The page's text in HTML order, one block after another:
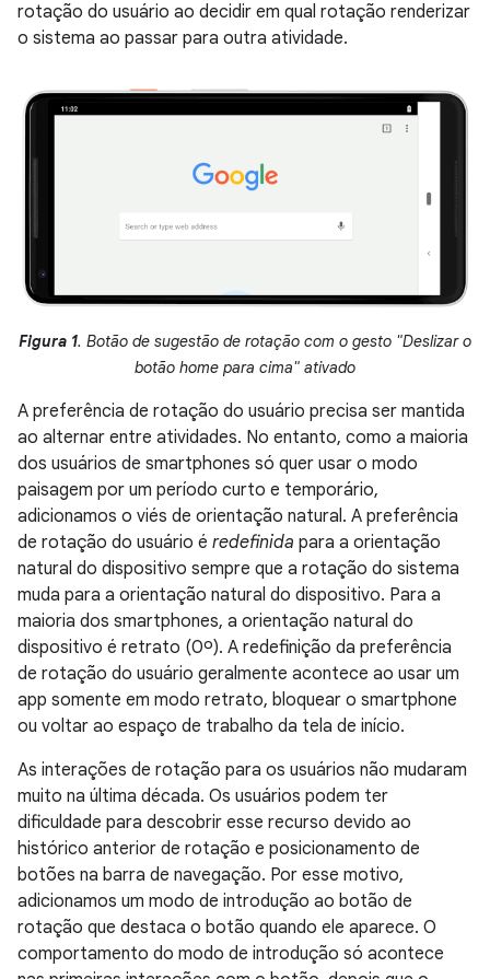
rotação do usuário ao decidir em qual rotação renderizar
o sistema ao passar para outra atividade.
Figura 1. Botão de sugestão de rotação com o gesto "Deslizar o
botão home para cima" ativado
A preferência de rotação do usuário precisa ser mantida
ao alternar entre atividades. No entanto, como a maioria
dos usuários de smartphones só quer usar o modo
paisagem por um período curto e temporário,
adicionamos o viés de orientação natural. A preferência
de rotação do usuário é redefinida para a orientação
natural do dispositivo sempre que a rotação do sistema
muda para a orientação natural do dispositivo. Para a
maioria dos smartphones, a orientação natural do
dispositivo é retrato (0º). A redefinição da preferência
de rotação do usuário geralmente acontece ao usar um
app somente em modo retrato, bloquear o smartphone
ou voltar ao espaço de trabalho da tela de início.
As interações de rotação para os usuários não mudaram
muito na última década. Os usuários podem ter
dificuldade para descobrir esse recurso devido ao
histórico anterior de rotação e posicionamento de
botões na barra de navegação. Por esse motivo,
adicionamos um modo de introdução ao botão de
rotação que destaca o botão quando ele aparece. O
comportamento do modo de introdução só acontece